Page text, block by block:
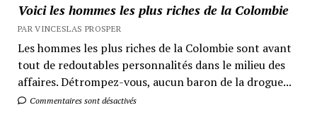
Voici les hommes les plus riches de la Colombie
PAR VINCESLAS PROSPER
Les hommes les plus riches de la Colombie sont avant
tout de redoutables personnalités dans le milieu des
affaires. Détrompez-vous, aucun baron de la drogue...
Commentaires sont désactivés